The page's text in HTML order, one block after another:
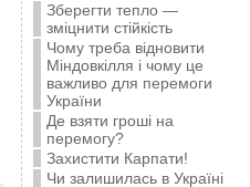
Зберегти тепло —
зміцнити стійкість
Чому треба відновити
Міндовкілля і чому це
важливо для перемоги
України
Де взяти гроші на
перемогу?
Захистити Карпати!
Чи залишилась в Україні